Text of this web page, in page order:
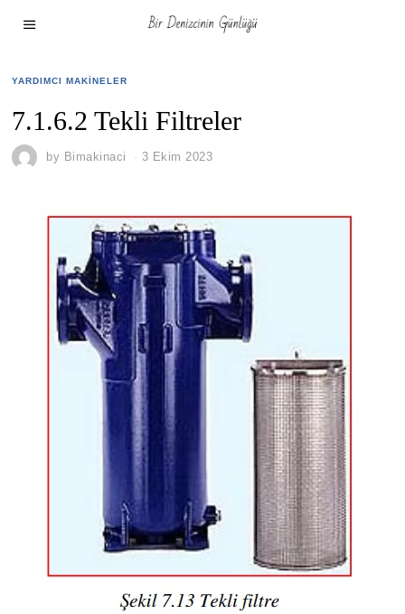
YARDIMCI MAKINELER
7.1.6.2 Tekli Filtreler
by Bimakinaci 3 Ekim 2023